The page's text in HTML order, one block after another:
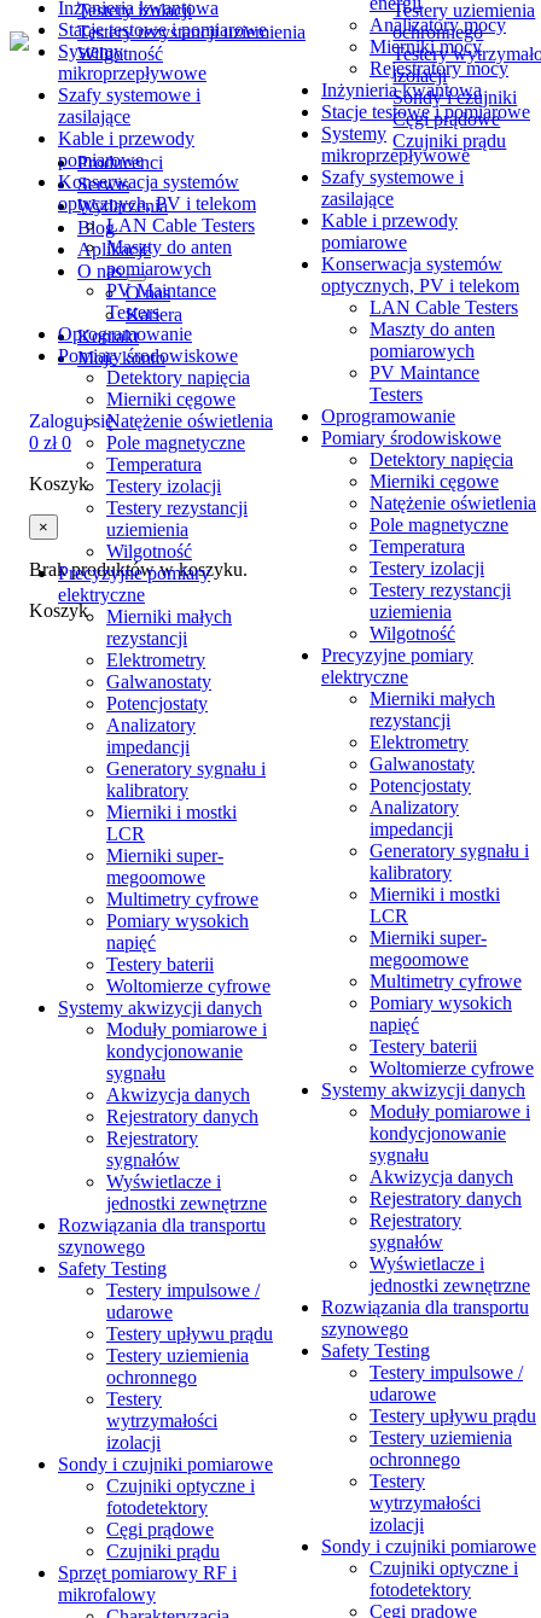
Testery izolacji
Testery rezystancji uziemienia
Wilgotność
Testery uziemienia
ochronnego
Testery
izolacji
Sondy i czujniki
Cęgi prądowe
Czujniki prądu
Producenci
Serwis
Wydarzenia
Blog
Aplikacje
O nas
O nas
Kariera
Kontakt
Moje konto
Zaloguj się
0 zł 0
Koszyk
×
Brak produktów w koszyku.
Koszyk
Inżynieria kwantowa
Stacje testowe i pomiarowe
Systemy
mikroprzepływowe
Szafy systemowe i
zasilające
Kable i przewody
pomiarowe
Konserwacja systemów
optycznych, PV i telekom
LAN Cable Testers
Maszty do anten
pomiarowych
PV Maintance
Testers
Oprogramowanie
Pomiary środowiskowe
Detektory napięcia
Mierniki cęgowe
Natężenie oświetlenia
Pole magnetyczne
Temperatura
Testery izolacji
Testery rezystancji
uziemienia
Wilgotność
Precyzyjne pomiary
elektryczne
Mierniki małych
rezystancji
Elektrometry
Galwanostaty
Potencjostaty
Analizatory
impedancji
Generatory sygnału i
kalibratory
Mierniki i mostki
LCR
Mierniki super-
megoomowe
Multimetry cyfrowe
Pomiary wysokich
napięć
Testery baterii
Woltomierze cyfrowe
Systemy akwizycji danych
Moduły pomiarowe i
kondycjonowanie
sygnału
Akwizycja danych
Rejestratory danych
Rejestratory
sygnałów
Wyświetlacze i
jednostki zewnętrzne
Rozwiązania dla transportu
szynowego
Safety Testing
Testery impulsowe /
udarowe
Testery upływu prądu
Testery uziemienia
ochronnego
Testery
wytrzymałości
izolacji
Sondy i czujniki pomiarowe
Czujniki optyczne i
fotodetektory
Cęgi prądowe
Czujniki prądu
Sprzęt pomiarowy RF i
mikrofalowy
Analizatory mocy
Mierniki mocy
Rejestratory mocy
Inżynieria kwantowa
Stacje testowe i pomiarowe
Systemy
mikroprzepływowe
Szafy systemowe i
zasilające
Kable i przewody
pomiarowe
Konserwacja systemów
optycznych, PV i telekom
LAN Cable Testers
Maszty do anten
pomiarowych
PV Maintance
Testers
Oprogramowanie
Pomiary środowiskowe
Detektory napięcia
Mierniki cęgowe
Natężenie oświetlenia
Pole magnetyczne
Temperatura
Testery izolacji
Testery rezystancji
uziemienia
Wilgotność
Precyzyjne pomiary
elektryczne
Mierniki małych
rezystancji
Elektrometry
Galwanostaty
Potencjostaty
Analizatory
impedancji
Generatory sygnału i
kalibratory
Mierniki i mostki
LCR
Mierniki super-
megoomowe
Multimetry cyfrowe
Pomiary wysokich
napięć
Testery baterii
Woltomierze cyfrowe
Systemy akwizycji danych
Moduły pomiarowe i
kondycjonowanie
sygnału
Akwizycja danych
Rejestratory danych
Rejestratory
sygnałów
Wyświetlacze i
jednostki zewnętrzne
Rozwiązania dla transportu
szynowego
Safety Testing
Testery impulsowe /
udarowe
Testery upływu prądu
Testery uziemienia
ochronnego
Testery
wytrzymałości
izolacji
Sondy i czujniki pomiarowe
Czujniki optyczne i
fotodetektory
Cęgi prądowe